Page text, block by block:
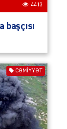
4413
CƏMIYYƏT